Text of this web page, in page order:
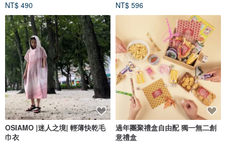
NT$ 490
NT$ 596
OSIAMO |迷人之境| 輕薄快乾毛
巾衣
過年團聚禮盒自由配 獨一無二創
意禮盒